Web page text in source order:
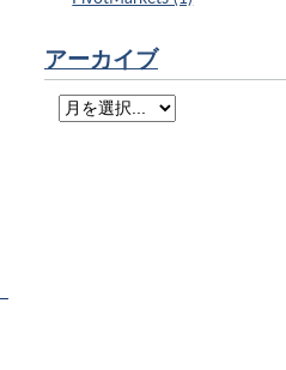
アーカイブ